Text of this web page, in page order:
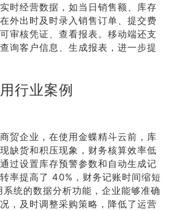
时经营数据，如当日销售额、库存
外出时及时录入销售订单、提交费
审核凭证、查看报表。移动端还支
询客户信息、生成报表，进一步提
行业案例
贸企业，在使用金蝶精斗云前，库
缺货和积压现象，财务核算效率低
过设置库存预警参数和自动生成记
率提高了 40%，财务记账时间缩短
统的数据分析功能，企业能够准确
，及时调整采购策略，降低了运营